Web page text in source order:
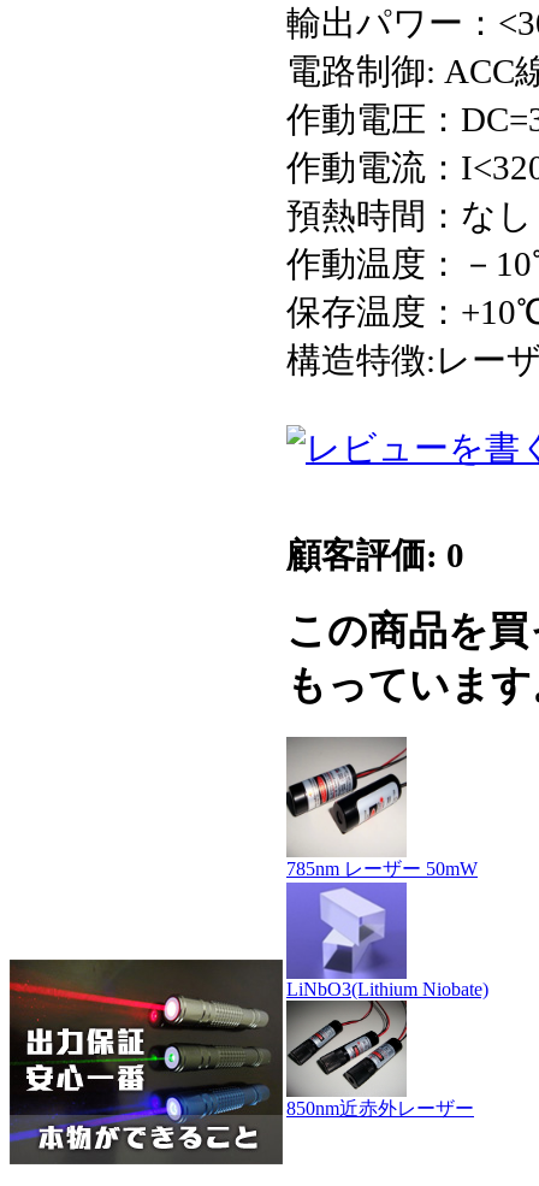
輸出パワー：
電路制御: ACC
作動電圧：
作動電流：
預熱時間：なし
作動温度：－
保存温度：
構造特徴:レー
顧客評価: 0
この商品を
もっていま
785nm レーザー 50mW
LiNbO3(Lithium Niobate)
850nm近赤外レーザー